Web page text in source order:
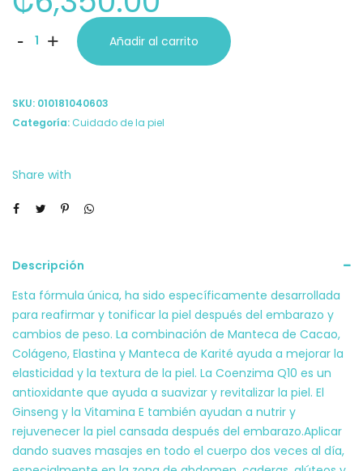
-
Reafirmante
Parto
Palmers
+ Añadir al carrito
SKU: 010181040603
Categoría: Cuidado de la piel
Share with
Descripción
Esta fórmula única, ha sido específicamente desarrollada
para reafirmar y tonificar la piel después del embarazo y
cambios de peso. La combinación de Manteca de Cacao,
Colágeno, Elastina y Manteca de Karité ayuda a mejorar la
elasticidad y la textura de la piel. La Coenzima Q10 es un
antioxidante que ayuda a suavizar y revitalizar la piel. El
Ginseng y la Vitamina E también ayudan a nutrir y
rejuvenecer la piel cansada después del embarazo.Aplicar
dando suaves masajes en todo el cuerpo dos veces al día,